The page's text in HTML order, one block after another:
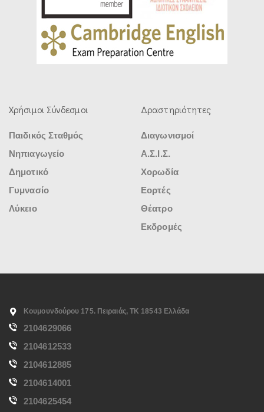
Χρήσιμοι Σύνδεσμοι
Παιδικός Σταθμός
Νηπιαγωγείο
Δημοτικό
Γυμνασίο
Λύκειο
Δραστηριότητες
Διαγωνισμοί
Α.Σ.Ι.Σ.
Χορωδία
Εορτές
Θέατρο
Εκδρομές
Κουμουνδούρου 175. Πειραιάς, ΤΚ 18543 Ελλάδα
2104629066
2104612533
2104612885
2104614001
2104625454